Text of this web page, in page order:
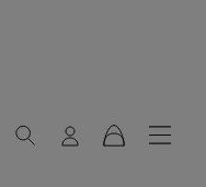
Menu
RechercheConnexion
Panier